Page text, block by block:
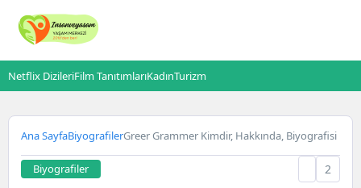
Netflix DizileriFilm TanıtımlarıKadınTurizm
Ana SayfaBiyografilerGreer Grammer Kimdir, Hakkında, Biyografisi
Biyografiler 2